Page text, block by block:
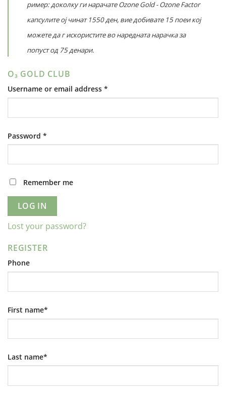
ример: доколку ги нарачате Ozone Gold - Ozone Factor
капсулите ој чинат 1550 ден, вие добивате 15 поеи кој
можете да г искористите во наредната нарачка за
попуст од 75 денари.
O₃ GOLD CLUB
Username or email address *
Password *
Remember me
LOG IN
Lost your password?
REGISTER
Phone
First name*
Last name*